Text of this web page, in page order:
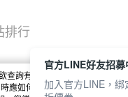
排行
查詢有關本網站使用 cookie 方式
應如何變更電腦的 cookie 設定
官方LINE好友招募
加入官方LINE，綁